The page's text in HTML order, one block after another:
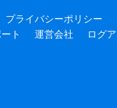
プライバシーポリシー
ト 運営会社 ログ